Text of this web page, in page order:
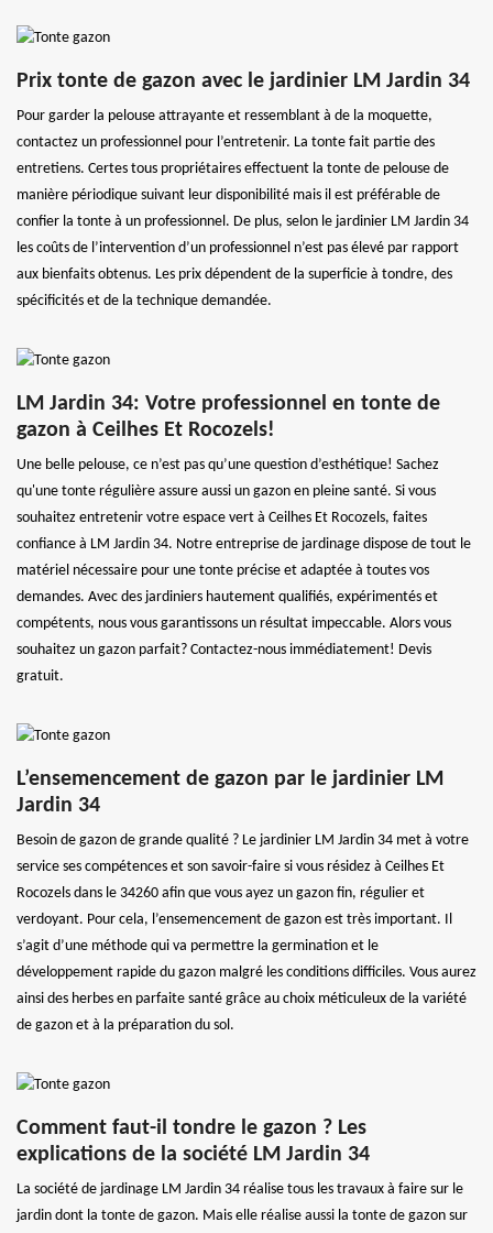
Prix tonte de gazon avec le jardinier LM Jardin 34
Pour garder la pelouse attrayante et ressemblant à de la moquette,
contactez un professionnel pour l’entretenir. La tonte fait partie des
entretiens. Certes tous propriétaires effectuent la tonte de pelouse de
manière périodique suivant leur disponibilité mais il est préférable de
confier la tonte à un professionnel. De plus, selon le jardinier LM Jardin 34
les coûts de l’intervention d’un professionnel n’est pas élevé par rapport
aux bienfaits obtenus. Les prix dépendent de la superficie à tondre, des
spécificités et de la technique demandée.
LM Jardin 34: Votre professionnel en tonte de
gazon à Ceilhes Et Rocozels!
Une belle pelouse, ce n’est pas qu’une question d’esthétique! Sachez
qu'une tonte régulière assure aussi un gazon en pleine santé. Si vous
souhaitez entretenir votre espace vert à Ceilhes Et Rocozels, faites
confiance à LM Jardin 34. Notre entreprise de jardinage dispose de tout le
matériel nécessaire pour une tonte précise et adaptée à toutes vos
demandes. Avec des jardiniers hautement qualifiés, expérimentés et
compétents, nous vous garantissons un résultat impeccable. Alors vous
souhaitez un gazon parfait? Contactez-nous immédiatement! Devis
gratuit.
L’ensemencement de gazon par le jardinier LM
Jardin 34
Besoin de gazon de grande qualité ? Le jardinier LM Jardin 34 met à votre
service ses compétences et son savoir-faire si vous résidez à Ceilhes Et
Rocozels dans le 34260 afin que vous ayez un gazon fin, régulier et
verdoyant. Pour cela, l’ensemencement de gazon est très important. Il
s’agit d’une méthode qui va permettre la germination et le
développement rapide du gazon malgré les conditions difficiles. Vous aurez
ainsi des herbes en parfaite santé grâce au choix méticuleux de la variété
de gazon et à la préparation du sol.
Comment faut-il tondre le gazon ? Les
explications de la société LM Jardin 34
La société de jardinage LM Jardin 34 réalise tous les travaux à faire sur le
jardin dont la tonte de gazon. Mais elle réalise aussi la tonte de gazon sur